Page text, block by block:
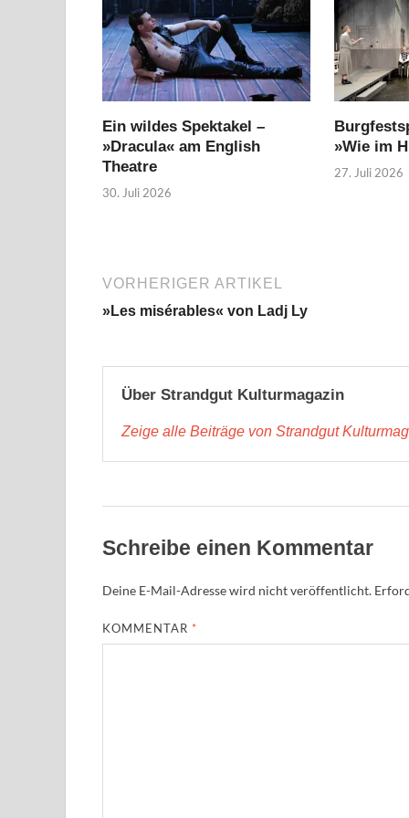
Ein wildes Spektakel –
»Dracula« am English
Theatre
30. Juli 2026
»Wie im
27. Juli 2026
VORHERIGER ARTIKEL
»Les misérables« von Ladj Ly
Über Strandgut Kulturmagazin
Zeige alle Beiträge von Strandgut
Schreibe einen Kommentar
Deine E-Mail-Adresse wird nicht veröffentlicht.
KOMMENTAR *